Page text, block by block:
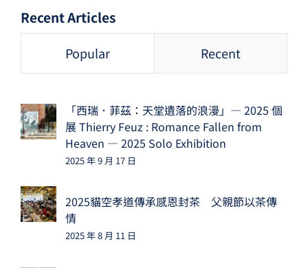
Recent Articles
Popular Recent
「西瑞．菲茲：天堂遺落的浪漫」— 2025 個
展 Thierry Feuz : Romance Fallen from
Heaven — 2025 Solo Exhibition
2025 年 9 月 17 日
2025貓空孝道傳承感恩封茶 父親節以茶傳
情
2025 年 8 月 11 日